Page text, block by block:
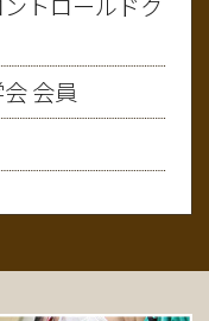
会員